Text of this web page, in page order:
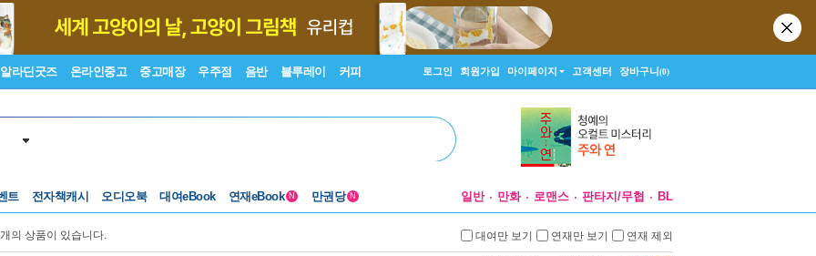
알라딘굿즈 온라인중고 중고매장 우주점 음반 블루레이 커피 로그인 회원가입 마이페이지 고객센터 장바구니(0)
트 전자책캐시 오디오북 대여eBook 연재eBook N 만권당 N 일반 만화 로맨스 판타지/무협 BL
개의 상품이 있습니다. 대여만 보기 연재만 보기 연재 제외